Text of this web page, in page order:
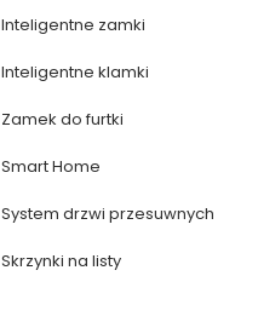
Inteligentne zamki
Inteligentne klamki
Zamek do furtki
Smart Home
System drzwi przesuwnych
Skrzynki na listy